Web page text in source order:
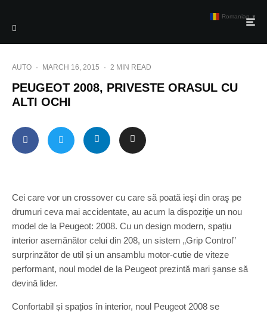
AUTO · MARCH 16, 2015 · 2 MIN READ
PEUGEOT 2008, PRIVESTE ORASUL CU
ALTI OCHI
Cei care vor un crossover cu care să poată ieşi din oraş pe
drumuri ceva mai accidentate, au acum la dispoziţie un nou
model de la Peugeot: 2008. Cu un design modern, spațiu
interior asemănător celui din 208, un sistem „Grip Control”
surprinzător de util și un ansamblu motor-cutie de viteze
performant, noul model de la Peugeot prezintă mari şanse să
devină lider.
Confortabil și spațios în interior, noul Peugeot 2008 se
Romanian ▼